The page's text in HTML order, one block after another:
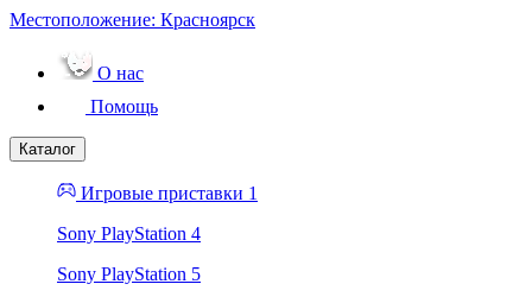
Местоположение: Красноярск
О нас
Помощь
Каталог
Игровые приставки 1
Sony PlayStation 4
Sony PlayStation 5